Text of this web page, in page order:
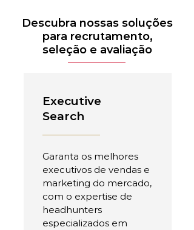
Descubra nossas soluções
para recrutamento,
seleção e avaliação
Executive
Search
Garanta os melhores
executivos de vendas e
marketing do mercado,
com o expertise de
headhunters
especializados em